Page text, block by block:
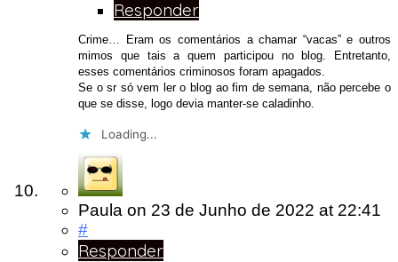
Responder
Crime… Eram os comentários a chamar “vacas” e outros
mimos que tais a quem participou no blog. Entretanto,
esses comentários criminosos foram apagados.
Se o sr só vem ler o blog ao fim de semana, não percebe o
que se disse, logo devia manter-se caladinho.
Loading...
Paula on 23 de Junho de 2022 at 22:41
#
Responder